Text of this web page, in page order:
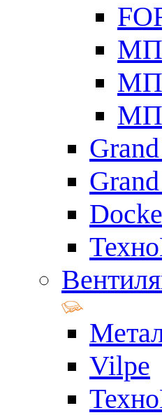
МП
МП
МП
Docke
Vilpe